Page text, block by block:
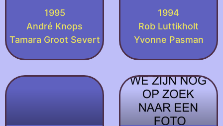
1995
André Knops
Tamara Groot Severt
1994
Rob Luttikholt
Yvonne Pasman